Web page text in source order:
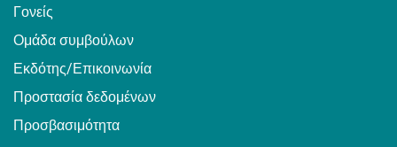
Γονείς
Ομάδα συμβούλων
Εκδότης/Επικοινωνία
Προστασία δεδομένων
Προσβασιμότητα